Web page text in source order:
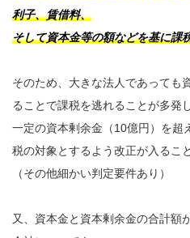
利子、賃借料、
そして資本金等の額などを基に課
そのため、大きな法人であっても
ることで課税を逃れることが多発
一定の資本剰余金（10億円）を超
税の対象とするよう改正が入るこ
（その他細かい判定要件あり）
又、資本金と資本剰余金の合計額